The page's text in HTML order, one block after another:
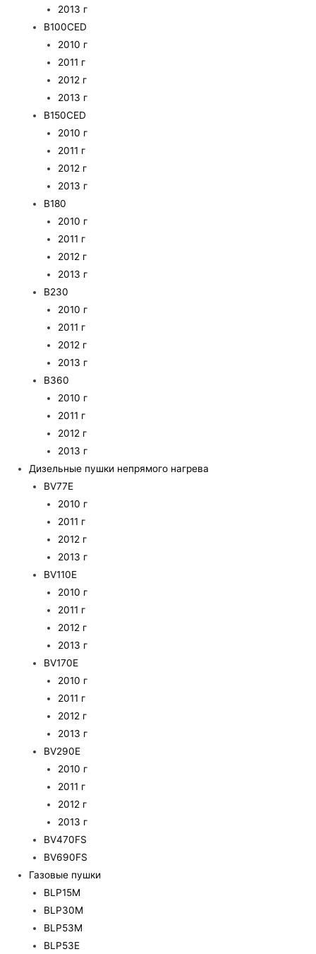
2013 г
B100CED
2010 г
2011 г
2012 г
2013 г
B150CED
2010 г
2011 г
2012 г
2013 г
B180
2010 г
2011 г
2012 г
2013 г
B230
2010 г
2011 г
2012 г
2013 г
B360
2010 г
2011 г
2012 г
2013 г
Дизельные пушки непрямого нагрева
BV77E
2010 г
2011 г
2012 г
2013 г
BV110E
2010 г
2011 г
2012 г
2013 г
BV170E
2010 г
2011 г
2012 г
2013 г
BV290E
2010 г
2011 г
2012 г
2013 г
BV470FS
BV690FS
Газовые пушки
BLP15M
BLP30M
BLP53M
BLP53E